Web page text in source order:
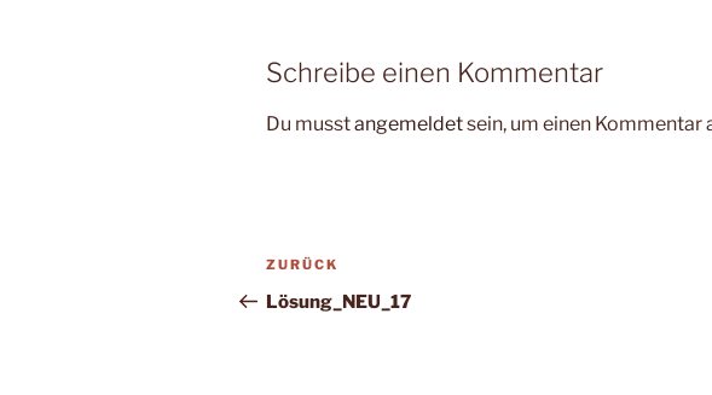
Schreibe einen Kommentar
Du musstangemeldetsein, um einen Kommentar
Beitragsnavigation
Vorheriger
Beitrag
ZURÜCK
Lösung_NEU_17